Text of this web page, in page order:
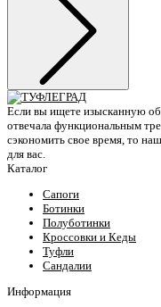
Если вы ищете изысканную
отвечала функциональным
сэкономить свое время, то
для вас.
Каталог
Сапоги
Ботинки
Полуботинки
Кроссовки и Кеды
Туфли
Сандалии
Информация